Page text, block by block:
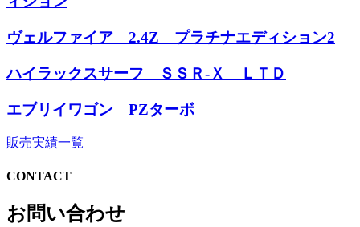
ヴェルファイア 2.4Z プラチナエディション2
ハイラックスサーフ ＳＳＲ-Ｘ ＬＴＤ
エブリイワゴン PZターボ
販売実績一覧
CONTACT
お問い合わせ